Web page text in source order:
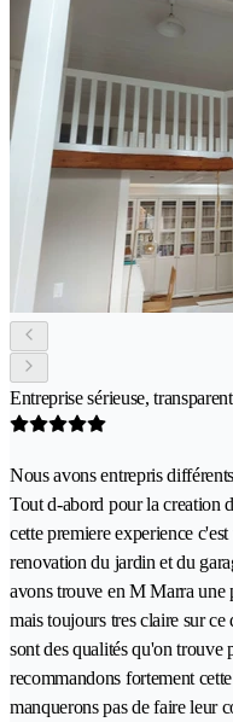
Entreprise sérieuse,
Nous avons entrepris
Tout d-abord pour la creation
cette premiere experience
renovation du jardin et du
avons trouve en M Marra une
mais toujours tres claire sur
sont des qualités qu'on trouve
recommandons fortement
manquerons pas de faire leur